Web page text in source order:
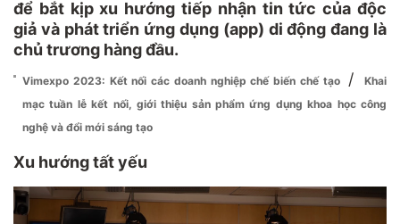
để bắt kịp xu hướng tiếp nhận tin tức của độc
giả và phát triển ứng dụng (app) di động đang là
chủ trương hàng đầu.
Vimexpo 2023: Kết nối các doanh nghiệp chế biến chế tạo /
Khai
mạc tuần lễ kết nối, giới thiệu sản phẩm ứng dụng khoa học công
nghệ và đổi mới sáng tạo
Xu hướng tất yếu